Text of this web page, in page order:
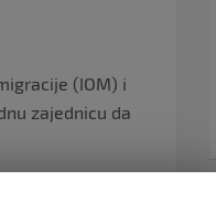
(IOM) i
zajednicu da
veliku većinu